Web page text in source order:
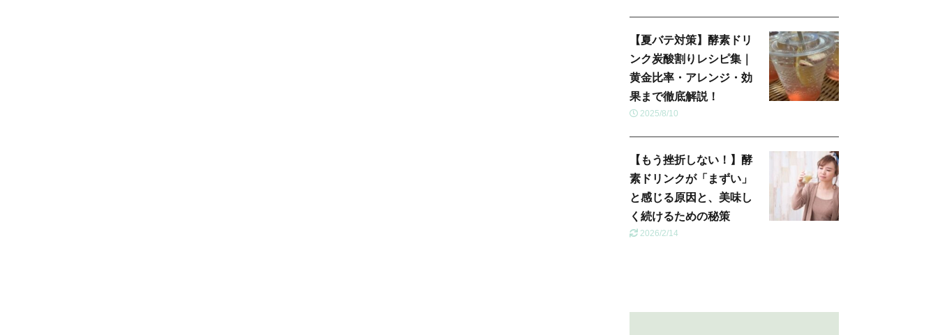
【夏バテ対策】酵素ドリ
ンク炭酸割りレシピ集｜
黄金比率・アレンジ・効
果まで徹底解説！
2025/8/10
【もう挫折しない！】酵
素ドリンクが「まずい」
と感じる原因と、美味し
く続けるための秘策
2026/2/14